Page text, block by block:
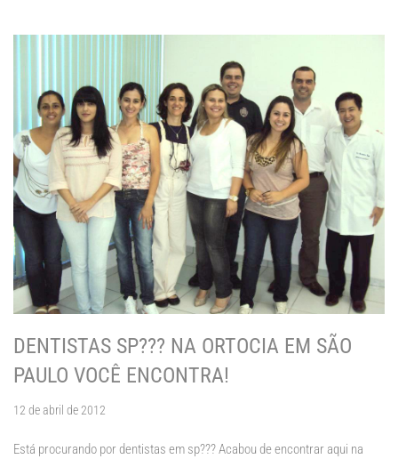
DENTISTAS SP??? NA ORTOCIA EM SÃO
PAULO VOCÊ ENCONTRA!
12 de abril de 2012
Está procurando por dentistas em sp??? Acabou de encontrar aqui na